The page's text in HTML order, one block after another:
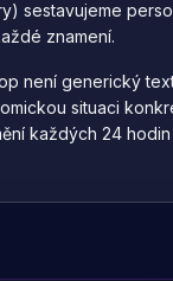
sestavujeme
znamení.
není generický
situaci
každých 24